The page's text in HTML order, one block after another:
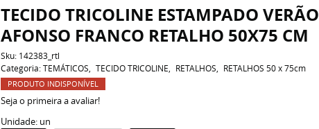
TECIDO TRICOLINE ESTAMPADO VERÃO
AFONSO FRANCO RETALHO 50X75 CM
Sku: 142383_rtl
Categoria: TEMÁTICOS TECIDO TRICOLINE RETALHOS RETALHOS 50 x 75cm
PRODUTO INDISPONÍVEL
Seja o primeira a avaliar!
Unidade: un